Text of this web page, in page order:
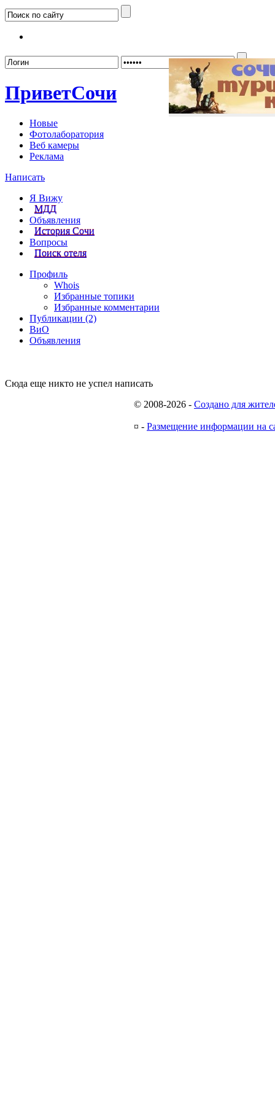
ПриветСочи
Новые
Фотолаборатория
Веб камеры
Реклама
Написать
Я Вижу
МДД
Объявления
История Сочи
Вопросы
Поиск отеля
Профиль
Whois
Избранные топики
Избранные комментарии
Публикации (2)
ВиО
Объявления
Сюда еще никто не успел написать
© 2008-2026 - Создано для
¤ - Размещение информации на